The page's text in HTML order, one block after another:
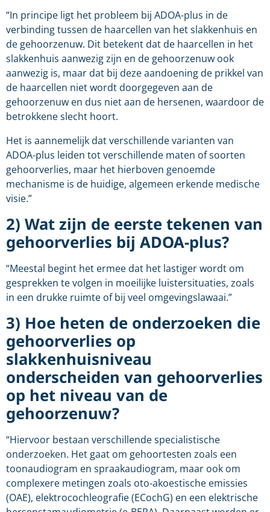
“In principe ligt het probleem bij ADOA-plus in de
verbinding tussen de haarcellen van het slakkenhuis en
de gehoorzenuw. Dit betekent dat de haarcellen in het
slakkenhuis aanwezig zijn en de gehoorzenuw ook
aanwezig is, maar dat bij deze aandoening de prikkel van
de haarcellen niet wordt doorgegeven aan de
gehoorzenuw en dus niet aan de hersenen, waardoor de
betrokkene slecht hoort.
Het is aannemelijk dat verschillende varianten van
ADOA-plus leiden tot verschillende maten of soorten
gehoorverlies, maar het hierboven genoemde
mechanisme is de huidige, algemeen erkende medische
visie.”
2) Wat zijn de eerste tekenen van
gehoorverlies bij ADOA-plus?
“Meestal begint het ermee dat het lastiger wordt om
gesprekken te volgen in moeilijke luistersituaties, zoals
in een drukke ruimte of bij veel omgevingslawaai.”
3) Hoe heten de onderzoeken die
gehoorverlies op
slakkenhuisniveau
onderscheiden van gehoorverlies
op het niveau van de
gehoorzenuw?
“Hiervoor bestaan verschillende specialistische
onderzoeken. Het gaat om gehoortesten zoals een
toonaudiogram en spraakaudiogram, maar ook om
complexere metingen zoals oto-akoestische emissies
(OAE), elektrocochleografie (ECochG) en een elektrische